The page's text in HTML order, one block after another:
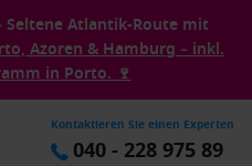
Seltene Atlantik-Route mit
Azoren & Hamburg – inkl.
in Porto. 🍷
Kontaktieren Sie einen Experten
040 - 228 975 89